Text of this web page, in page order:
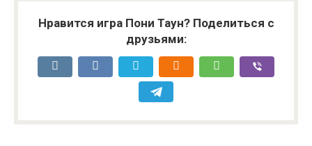
Нравится игра Пони Таун? Поделиться с
друзьями: